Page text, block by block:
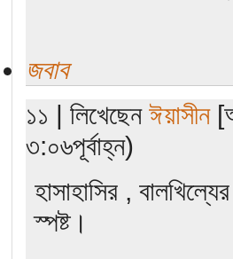
জবাব
১১ | লিখেছেন ঈয়াসীন
৩:০৬পূর্বাহ্ন)
হাসাহাসির ,
স্পষ্ট।